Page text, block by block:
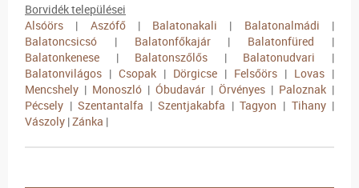
Borvidék települései
Alsóörs
| Aszófő | Balatonakali | Balatonalmádi
|
Balatoncsicsó
| Balatonfőkajár | Balatonfüred
|
Balatonkenese
| Balatonszőlős | Balatonudvari
|
Balatonvilágos | Csopak | Dörgicse | Felsőörs | Lovas |
Mencshely | Monoszló | Óbudavár | Örvényes | Paloznak |
Pécsely | Szentantalfa | Szentjakabfa | Tagyon | Tihany |
Vászoly |Zánka |